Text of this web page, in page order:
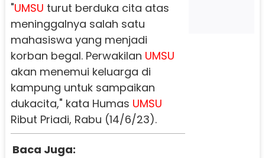
"UMSU turut berduka cita atas
meninggalnya salah satu
mahasiswa yang menjadi
korban begal. Perwakilan UMSU
akan menemui keluarga di
kampung untuk sampaikan
dukacita," kata Humas UMSU
Ribut Priadi, Rabu (14/6/23).
Baca Juga: